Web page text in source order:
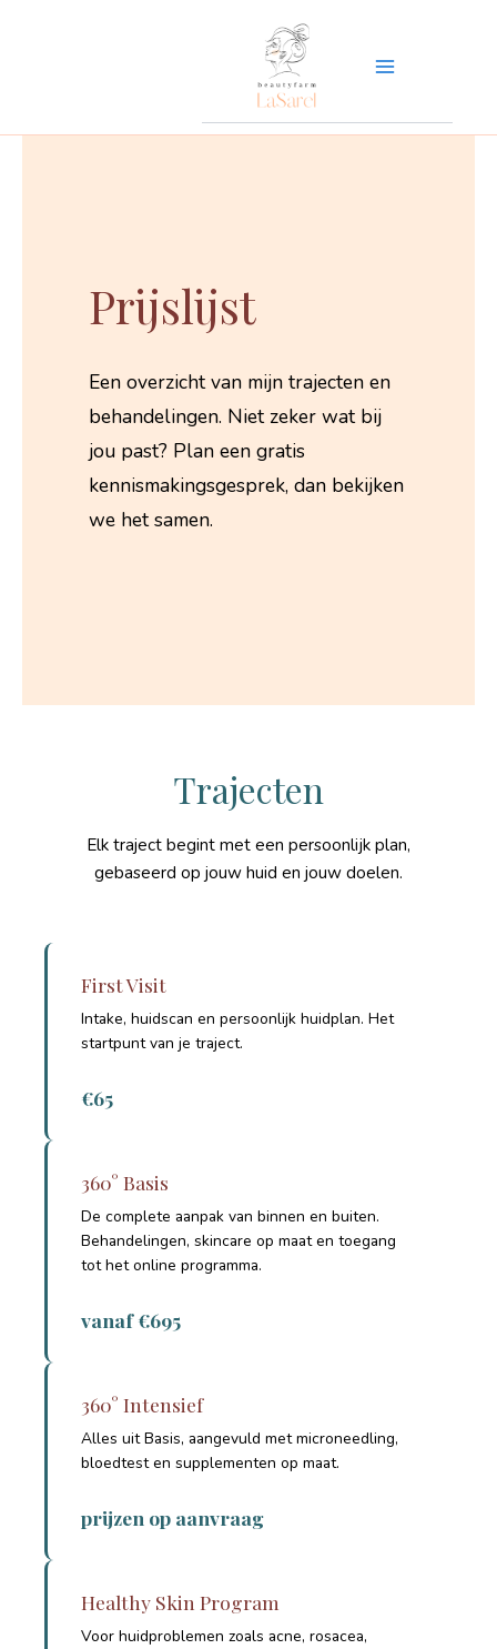
Prijslijst
Een overzicht van mijn trajecten en
behandelingen. Niet zeker wat bij
jou past? Plan een gratis
kennismakingsgesprek, dan bekijken
we het samen.
Trajecten
Elk traject begint met een persoonlijk plan,
gebaseerd op jouw huid en jouw doelen.
First Visit
Intake, huidscan en persoonlijk huidplan. Het
startpunt van je traject.
€65
360° Basis
De complete aanpak van binnen en buiten.
Behandelingen, skincare op maat en toegang
tot het online programma.
vanaf €695
360° Intensief
Alles uit Basis, aangevuld met microneedling,
bloedtest en supplementen op maat.
prijzen op aanvraag
Healthy Skin Program
Voor huidproblemen zoals acne, rosacea,